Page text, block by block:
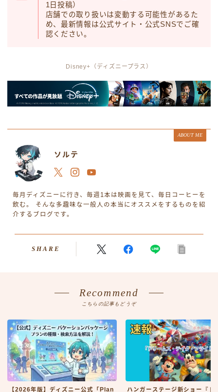
1日投稿）
店舗での取り扱いは変動する可能性があるた
め、最新情報は公式サイト・公式SNSでご確
認ください。
Disney+（ディズニープラス）
ABOUT ME
ソルテ
毎月ディズニーに行き、毎週1本は映画を見て、毎日コーヒーを
飲む。 そんな多趣味な一般人の本当にオススメをするものを紹
介するブログです。
SHARE
Recommend
こちらの記事もどうぞ
【2026年版】ディズニー公式「Plan ハンガーステージ新ショー『ド